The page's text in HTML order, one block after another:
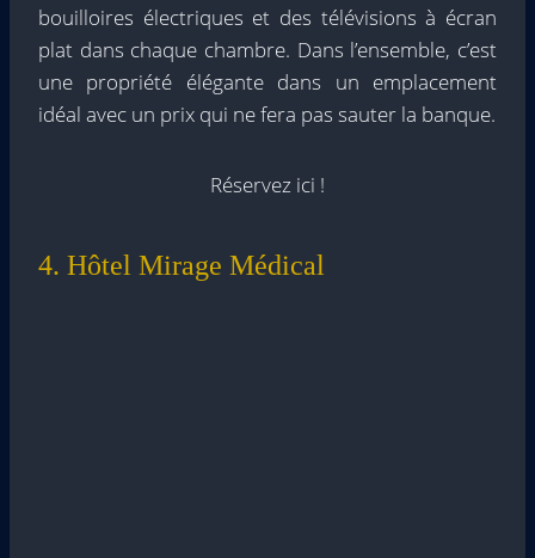
bouilloires électriques et des télévisions à écran
plat dans chaque chambre. Dans l’ensemble, c’est
une propriété élégante dans un emplacement
idéal avec un prix qui ne fera pas sauter la banque.
Réservez ici !
4. Hôtel Mirage Médical